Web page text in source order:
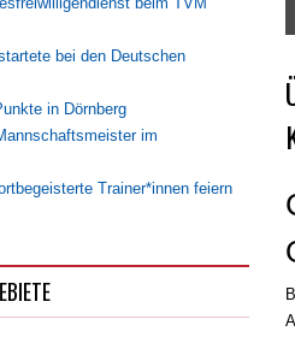
bei den Deutschen
in Dörnberg
im
Trainer*innen feiern